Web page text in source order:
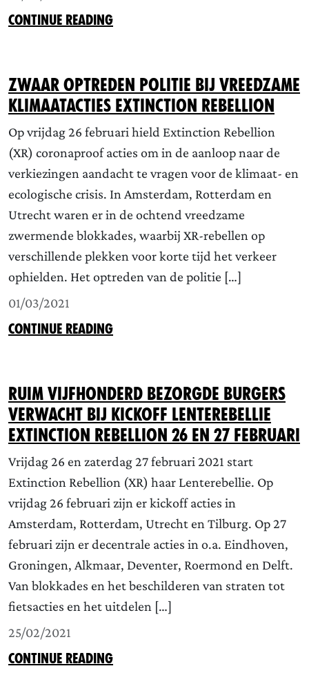
CONTINUE READING
Zwaar optreden politie bij vreedzame
klimaatacties Extinction Rebellion
Op vrijdag 26 februari hield Extinction Rebellion
(XR) coronaproof acties om in de aanloop naar de
verkiezingen aandacht te vragen voor de klimaat- en
ecologische crisis. In Amsterdam, Rotterdam en
Utrecht waren er in de ochtend vreedzame
zwermende blokkades, waarbij XR-rebellen op
verschillende plekken voor korte tijd het verkeer
ophielden. Het optreden van de politie […]
01/03/2021
CONTINUE READING
Ruim vijfhonderd bezorgde burgers
verwacht bij kickoff Lenterebellie
Extinction Rebellion 26 en 27 februari
Vrijdag 26 en zaterdag 27 februari 2021 start
Extinction Rebellion (XR) haar Lenterebellie. Op
vrijdag 26 februari zijn er kickoff acties in
Amsterdam, Rotterdam, Utrecht en Tilburg. Op 27
februari zijn er decentrale acties in o.a. Eindhoven,
Groningen, Alkmaar, Deventer, Roermond en Delft.
Van blokkades en het beschilderen van straten tot
fietsacties en het uitdelen […]
25/02/2021
CONTINUE READING